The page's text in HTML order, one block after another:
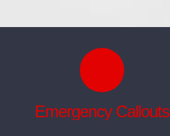
Emergency Callouts